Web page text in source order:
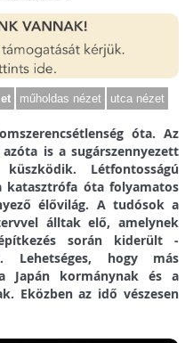
műholdas nézet utca nézet
óta. Az
is a sugárszennyezett
küszködik. Létfontosságú
katasztrófa óta folyamatos
élővilág. A tudósok a
álltak elő, amelynek
során kiderült -
Lehetséges, hogy más
Japán kormánynak és a
Eközben az idő vészesen